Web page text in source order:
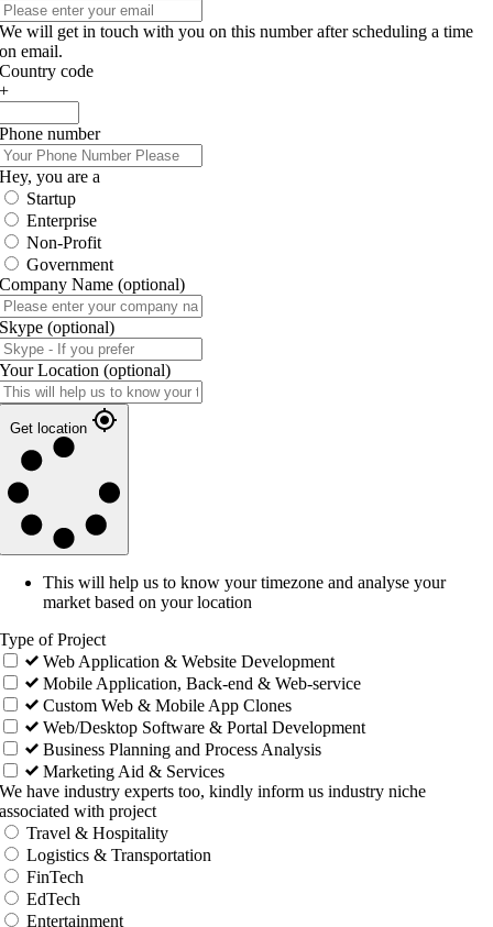
We will get in touch with you on this number after scheduling a time
on email.
Country code
+
Phone number
Hey, you are a
Startup
Enterprise
Non-Profit
Government
Company Name (optional)
Skype (optional)
Your Location (optional)
Get location
This will help us to know your timezone and analyse your
market based on your location
Type of Project
Web Application & Website Development
Mobile Application, Back-end & Web-service
Custom Web & Mobile App Clones
Web/Desktop Software & Portal Development
Business Planning and Process Analysis
Marketing Aid & Services
We have industry experts too, kindly inform us industry niche
associated with project
Travel & Hospitality
Logistics & Transportation
FinTech
EdTech
Entertainment